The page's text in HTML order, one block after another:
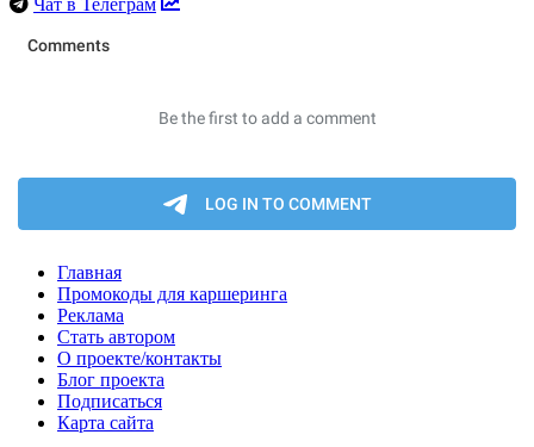
Главная
Промокоды для каршеринга
Реклама
Стать автором
О проекте/контакты
Блог проекта
Подписаться
Карта сайта